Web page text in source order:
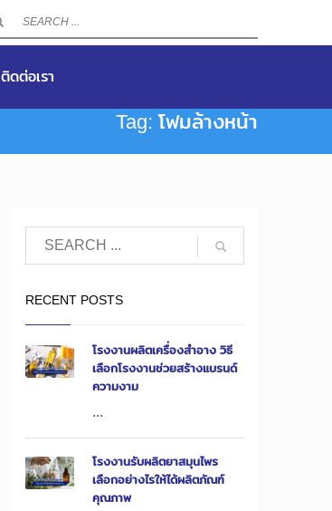
ติดต่อเรา
Tag: โฟมล้างหน้า
RECENT POSTS
โรงงานผลิตเครื่องสำอาง วิธี
เลือกโรงงานช่วยสร้างแบรนด์
ความงาม
...
โรงงานรับผลิตยาสมุนไพร
เลือกอย่างไรให้ได้ผลิตภัณฑ์
คุณภาพ